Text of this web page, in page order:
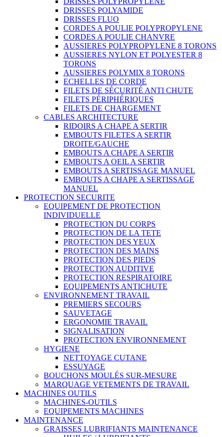
DRISSES POLYAMIDE
DRISSES FLUO
CORDES A POULIE POLYPROPYLENE
CORDES A POULIE CHANVRE
AUSSIERES POLYPROPYLENE 8 TORONS
AUSSIERES NYLON ET POLYESTER 8
TORONS
AUSSIERES POLYMIX 8 TORONS
ECHELLES DE CORDE
FILETS DE SÉCURITÉ ANTI CHUTE
FILETS PÉRIPHÉRIQUES
FILETS DE CHARGEMENT
CABLES ARCHITECTURE
RIDOIRS A CHAPE A SERTIR
EMBOUTS FILETES A SERTIR
DROITE/GAUCHE
EMBOUTS A CHAPE A SERTIR
EMBOUTS A OEIL A SERTIR
EMBOUTS A SERTISSAGE MANUEL
EMBOUTS A CHAPE A SERTISSAGE
MANUEL
PROTECTION SECURITE
EQUIPEMENT DE PROTECTION
INDIVIDUELLE
PROTECTION DU CORPS
PROTECTION DE LA TETE
PROTECTION DES YEUX
PROTECTION DES MAINS
PROTECTION DES PIEDS
PROTECTION AUDITIVE
PROTECTION RESPIRATOIRE
EQUIPEMENTS ANTICHUTE
ENVIRONNEMENT TRAVAIL
PREMIERS SECOURS
SAUVETAGE
ERGONOMIE TRAVAIL
SIGNALISATION
PROTECTION ENVIRONNEMENT
HYGIENE
NETTOYAGE CUTANE
ESSUYAGE
BOUCHONS MOULÉS SUR-MESURE
MARQUAGE VETEMENTS DE TRAVAIL
MACHINES OUTILS
MACHINES-OUTILS
EQUIPEMENTS MACHINES
MAINTENANCE
GRAISSES LUBRIFIANTS MAINTENANCE